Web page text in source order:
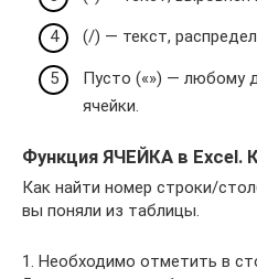
(/) — текст,
Пусто («») — любому
ячейки.
Функция ЯЧЕЙКА в Excel.
Как найти номер строки/
вы поняли из таблицы.
1. Необходимо отметить в